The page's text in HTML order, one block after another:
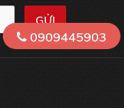
0909445903